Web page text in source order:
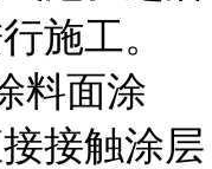
施工。
料面涂
接触涂层